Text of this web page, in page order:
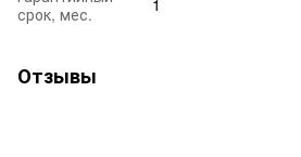
срок, мес.
Отзывы